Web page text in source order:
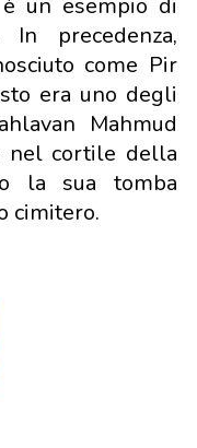
un esempio di
precedenza,
come Pir
era uno degli
Mahmud
nel cortile della
la sua tomba
cimitero.